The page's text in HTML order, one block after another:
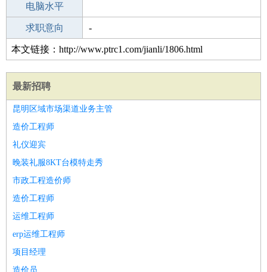
微信号码
电脑水平
外语水平
求职意向 -
本文链接：http://www.ptrc1.com/jianli/1806.html
最新招聘
昆明区域市场渠道业务主管
造价工程师
礼仪迎宾
晚装礼服8KT台模特走秀
市政工程造价师
造价工程师
运维工程师
erp运维工程师
项目经理
造价员